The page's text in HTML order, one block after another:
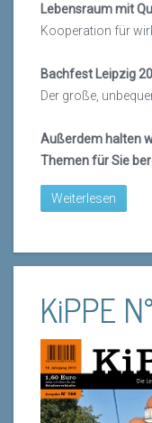
Lebensraum mit
Kooperation für
Bachfest Leipzig
Der große,
Außerdem halten
Themen für Sie
Weiterlesen
KiPPE